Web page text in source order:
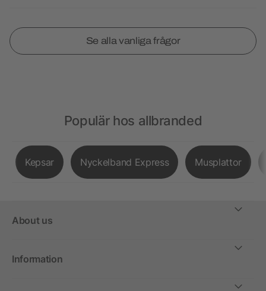
Se alla vanliga frågor
Populär hos allbranded
Kepsar Nyckelband Express Musplattor
About us
Information